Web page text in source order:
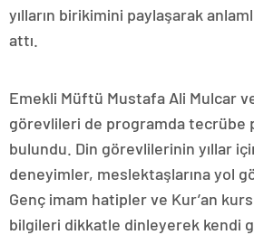
yılların birikimini paylaşarak
attı.
Emekli Müftü Mustafa Ali Mulcar
görevlileri de programda tecrübe
bulundu. Din görevlilerinin yıllar
deneyimler, meslektaşlarına yol
Genç imam hatipler ve Kur’an
bilgileri dikkatle dinleyerek kendi